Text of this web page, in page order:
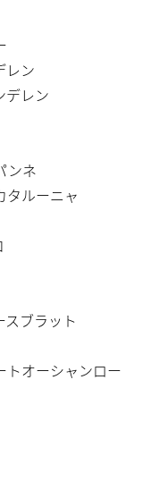
レン
デレン
ンネ
タルーニャ
ブラット
トオーシャンロー